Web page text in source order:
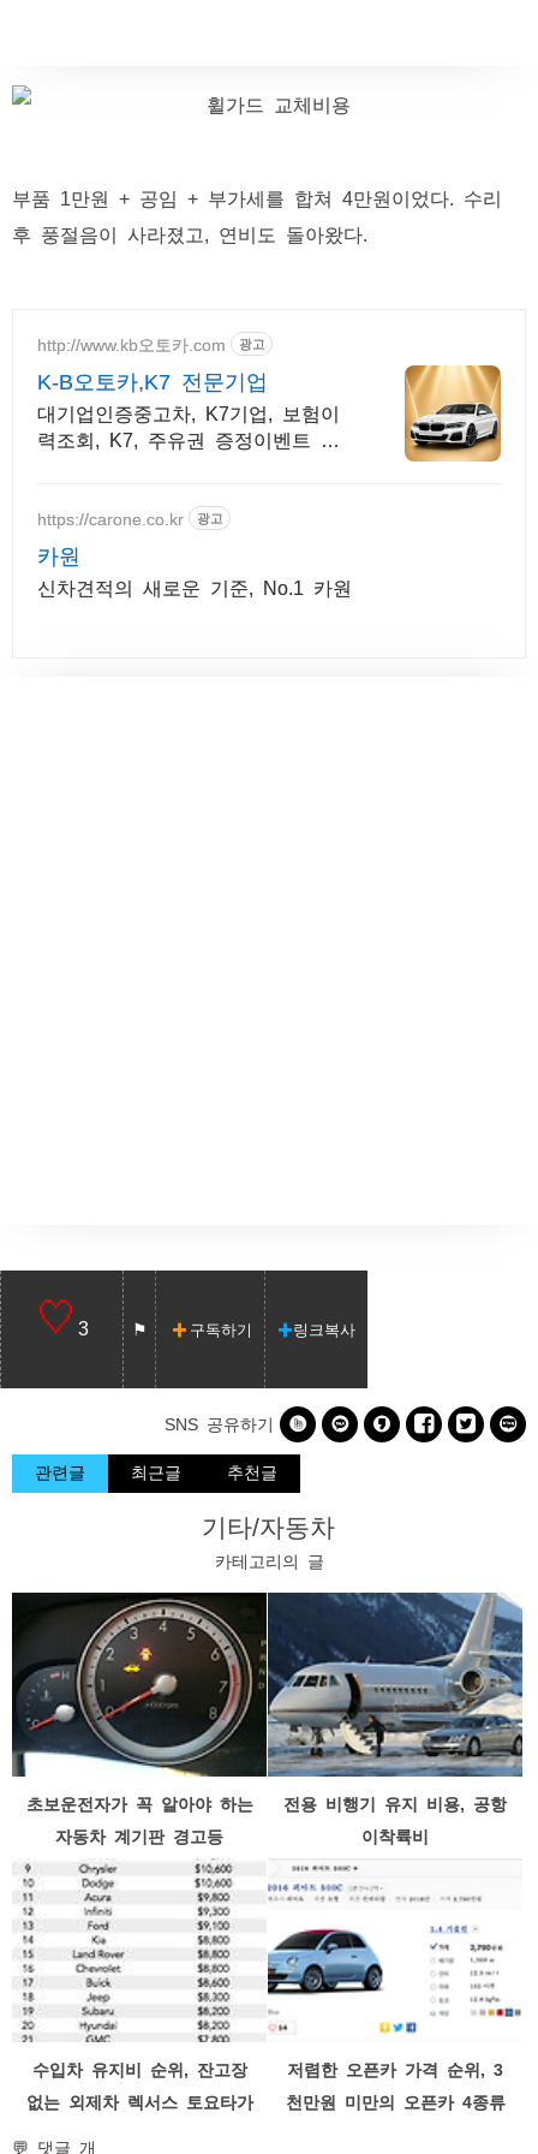
부품 1만원 + 공임 + 부가세를 합쳐 4만원이었다. 수리
후 풍절음이 사라졌고, 연비도 돌아왔다.
http://www.kb오토카.com 광고
K-B오토카,K7 전문기업
대기업인증중고차, K7기업, 보험이
력조회, K7, 주유권 증정이벤트 인
물전산연동
https://carone.co.kr 광고
카원
신차견적의 새로운 기준, No.1 카원
3 구독하기 링크복사
SNS 공유하기      
관련글 최근글 추천글
기타/자동차
카테고리의 글
초보운전자가 꼭 알아야 하는
자동차 계기판 경고등
전용 비행기 유지 비용, 공항
이착륙비
수입차 유지비 순위, 잔고장
없는 외제차 렉서스 토요타가
저렴한 오픈카 가격 순위, 3
천만원 미만의 오픈카 4종류
💬 댓글 개